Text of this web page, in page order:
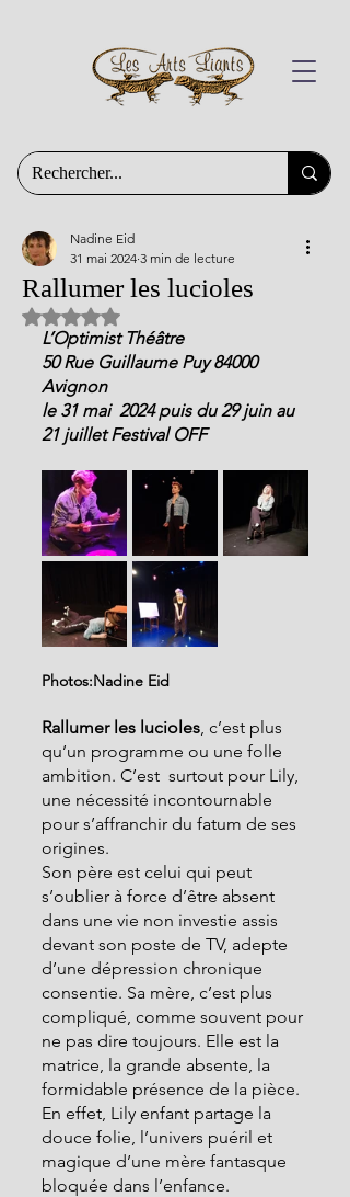
Rallumer les lucioles
Nadine Eid
31 mai 2024 3 min de lecture
Noté NaN étoiles sur 5.
L’Optimist Théâtre
50 Rue Guillaume Puy 84000
Avignon
le 31 mai  2024 puis du 29 juin au
21 juillet Festival OFF
Photos:Nadine Eid
Rallumer les lucioles, c’est plus
qu’un programme ou une folle
ambition. C’est  surtout pour Lily,
une nécessité incontournable
pour s’affranchir du fatum de ses
origines.
Son père est celui qui peut
s’oublier à force d’être absent
dans une vie non investie assis
devant son poste de TV, adepte
d’une dépression chronique
consentie. Sa mère, c’est plus
compliqué, comme souvent pour
ne pas dire toujours. Elle est la
matrice, la grande absente, la
formidable présence de la pièce.
En effet, Lily enfant partage la
douce folie, l’univers puéril et
magique d’une mère fantasque
bloquée dans l’enfance.